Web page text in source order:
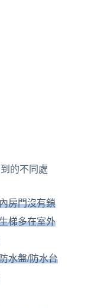
的不同處
房門沒有鎖
梯多在室外
水盤/防水台